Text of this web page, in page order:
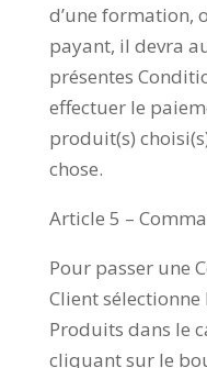
d’une
payant, il devra
présentes
effectuer le
produit(s)
chose.
Article 5 –
Pour passer une
Client
Produits dans le
cliquant sur le